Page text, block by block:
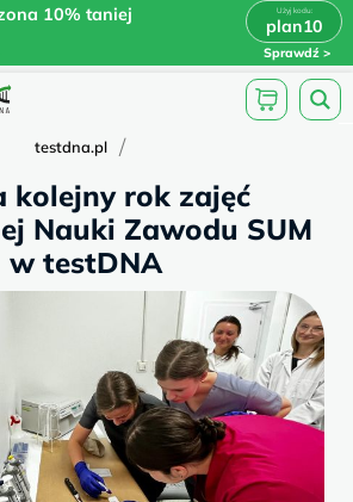
10% taniej
plan10
Sprawdź
taniej
plan10 x
testdna.pl /
kolejny rok zajęć
Nauki Zawodu SUM
w testDNA